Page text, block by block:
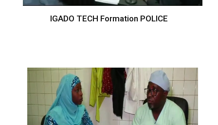
IGADO TECH Formation POLICE